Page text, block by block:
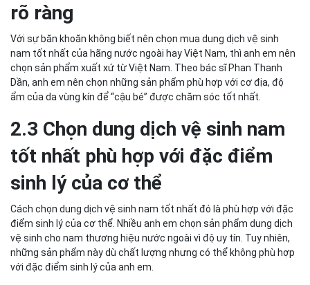
rõ ràng
Với sự băn khoăn không biết nên chọn mua dung dịch vệ sinh
nam tốt nhất của hãng nước ngoài hay Việt Nam, thì anh em nên
chọn sản phẩm xuất xứ từ Việt Nam. Theo bác sĩ Phan Thanh
Dần, anh em nên chọn những sản phẩm phù hợp với cơ địa, độ
ẩm của da vùng kín để “cậu bé” được chăm sóc tốt nhất.
2.3 Chọn dung dịch vệ sinh nam
tốt nhất phù hợp với đặc điểm
sinh lý của cơ thể
Cách chọn dung dịch vệ sinh nam tốt nhất đó là phù hợp với đặc
điểm sinh lý của cơ thể. Nhiều anh em chọn sản phẩm dung dịch
vệ sinh cho nam thương hiệu nước ngoài vì độ uy tín. Tuy nhiên,
những sản phẩm này dù chất lượng nhưng có thể không phù hợp
với đặc điểm sinh lý của anh em.